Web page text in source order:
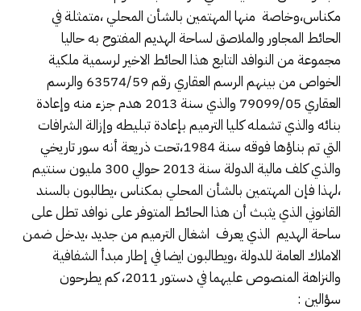
مكناس،وخاصة منها المهتمين بالشأن المحلي ،متمثلة في
الحائط المجاور والملاصق لساحة الهديم المفتوح به حاليا
مجموعة من النوافد التابع هذا الحائط الاخير لرسمية ملكية
الخواص من بينهم الرسم العقاري رقم 63574/59 والرسم
العقاري 79099/05 والذي سنة 2013 هدم جزء منه وإعادة
بنائه والذي تشمله كليا الترميم بإعادة تبليطه وإزالة الشرافات
التي تم بناؤها فوقه سنة 1984،تحت ذريعة أنه سور تاريخي
والذي كلف مالية الدولة سنة 2013 حوالي 300 مليون سنتيم
،لهذا فإن المهتمين بالشأن المحلي بمكناس ،يطالبون بالسند
القانوني الذي يثبث أن هذا الحائط المتوفر على نوافد تطل على
ساحة الهديم الذي يعرف اشغال الترميم من جديد ،يدخل ضمن
الاملاك العامة للدولة ،ويطالبون ايضا في إطار مبدأ الشفافية
والنزاهة المنصوص عليهما في دستور 2011، كم يطرحون
سؤالين :